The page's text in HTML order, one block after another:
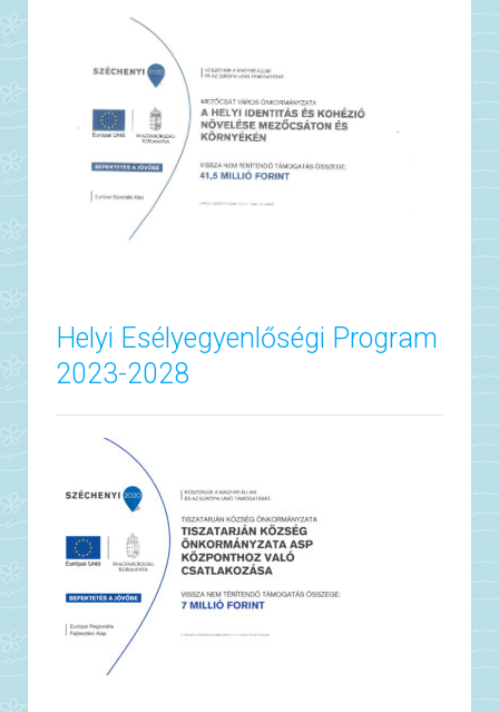
Helyi Esélyegyenlőségi Program
2023-2028